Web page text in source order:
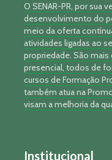
O SENAR-PR, por sua
desenvolvimento do
meio da oferta
atividades ligadas ao
propriedade. São
presencial, todos de
cursos de Formação
também atua na
visam a melhoria da
Institucional